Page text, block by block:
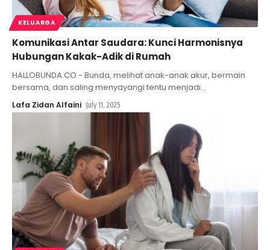
KELUARGA
Komunikasi Antar Saudara: Kunci Harmonisnya
Hubungan Kakak-Adik di Rumah
HALLOBUNDA.CO - Bunda, melihat anak-anak akur, bermain
bersama, dan saling menyayangi tentu menjadi…
Lafa Zidan Alfaini July 11, 2025